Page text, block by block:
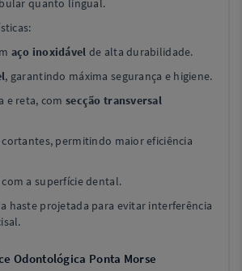
quanto lingual.
aço inoxidável de alta durabilidade.
, garantindo máxima segurança e higiene.
e reta, com secção transversal
permitindo maior eficiência
com a superfície dental.
haste projetada para evitar interferência
Odontológica Ponta Morse